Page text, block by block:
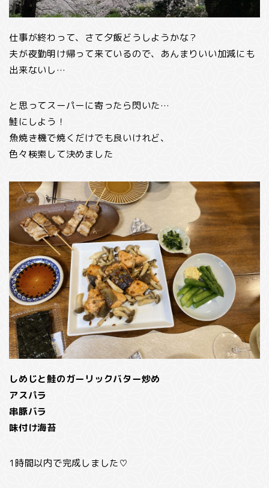
仕事が終わって、さて夕飯どうしようかな？
夫が夜勤明け帰って来ているので、あんまりいい加減にも
出来ないし…
と思ってスーパーに寄ったら閃いた…
鮭にしよう！
魚焼き機で焼くだけでも良いけれど、
色々検索して決めました
しめじと鮭のガーリックバター炒め
アスパラ
串豚バラ
味付け海苔
1時間以内で完成しました♡